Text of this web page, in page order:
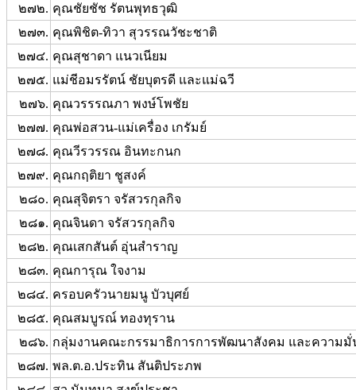
๒๗๒. คุณชัยชัช รัตนพุทธวุฒิ
๒๗๓. คุณพิชิต-ทิวา สุวรรณวัชะชาติ
๒๗๔. คุณสุชาดา แนวเนียม
๒๗๕. แม่ชีอมรรัตน์ ชัยบุตรดี และแม่ฉวี
๒๗๖. คุณวรรรณภา พงษ์โพชัย
๒๗๗. คุณพ่อสวน-แม่เครื่อง เกรัมย์
๒๗๘. คุณวีรวรรณ อินทะกนก
๒๗๙. คุณกฤติยา ชูสงค์
๒๘๐. คุณสุจิตรา จรัสวรกุลกิจ
๒๘๑. คุณจินดา จรัสวรกุลกิจ
๒๘๒. คุณเสกสันต์ อุ่นสำราญ
๒๘๓. คุณการุณ ใจงาม
๒๘๔. ครอบครัวนายมนู บัวบุศย์
๒๘๕. คุณสมบูรณ์ ทองทุราน
๒๘๖. กลุ่มงานคณะกรรมาธิการการพัฒนาสังคม และความ
๒๘๗. พล.ต.อ.ประทิน สันติประภพ